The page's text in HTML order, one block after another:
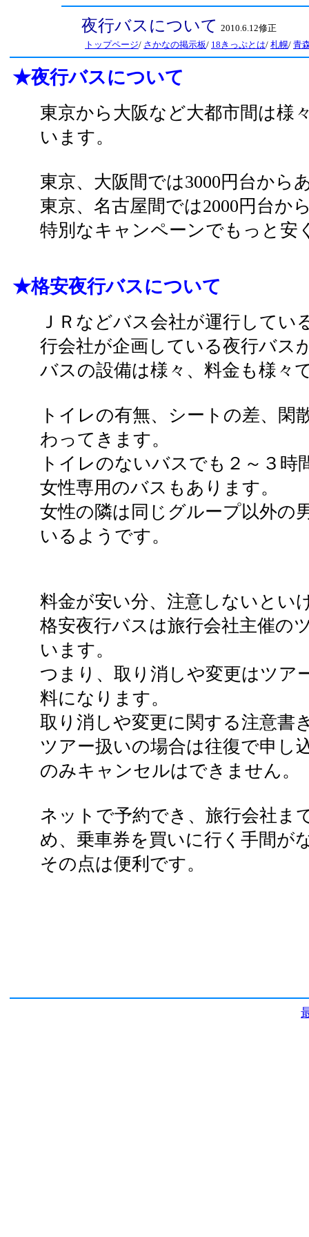
夜行バスについて 2010.6.12修正
トップページ/ さかなの掲示板/ 18きっぷとは/ 札幌/ 青
★夜行バスについて
東京から大阪など大都市間は様
います。
東京、大阪間では3000円台から
東京、名古屋間では2000円台か
特別なキャンペーンでもっと安
★格安夜行バスについて
ＪＲなどバス会社が運行してい
行会社が企画している夜行バス
バスの設備は様々、料金も様々
トイレの有無、シートの差、閑
わってきます。
トイレのないバスでも２～３
女性専用のバスもあります。
女性の隣は同じグループ以外の
いるようです。
料金が安い分、注意しないとい
格安夜行バスは旅行会社主催の
います。
つまり、取り消しや変更はツア
料になります。
取り消しや変更に関する注意書
ツアー扱いの場合は往復で申し
のみキャンセルはできません。
ネットで予約でき、旅行会社ま
め、乗車券を買いに行く手間が
その点は便利です。